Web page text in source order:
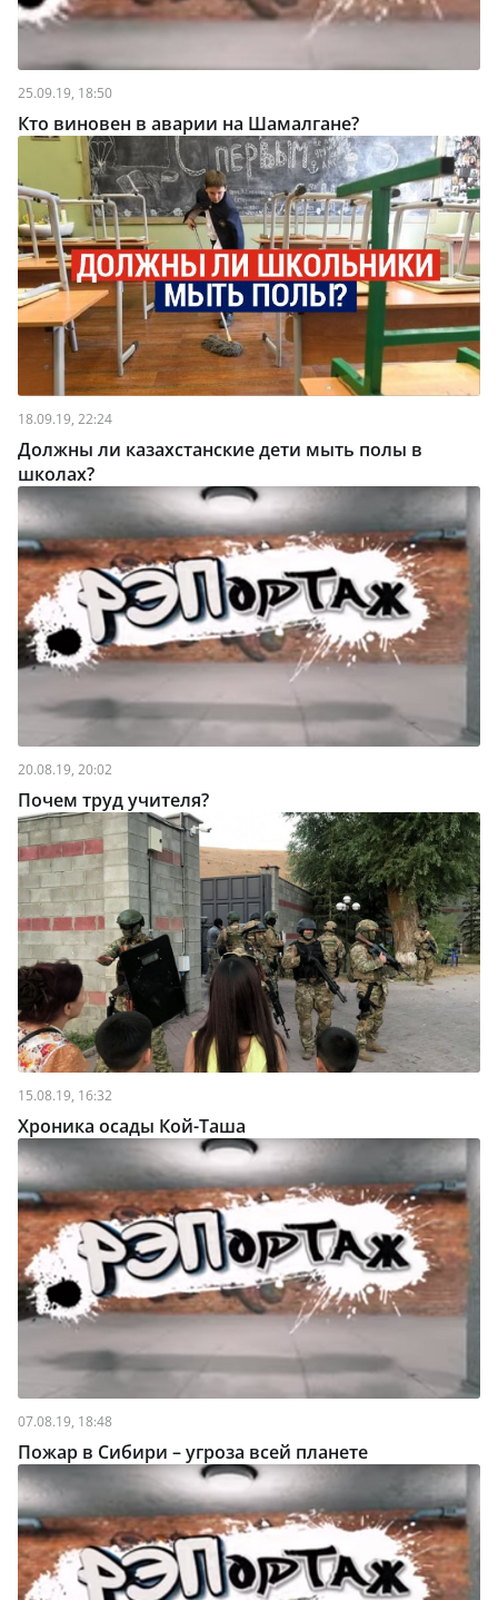
25.09.19, 18:50
Кто виновен в аварии на Шамалгане?
18.09.19, 22:24
Должны ли казахстанские дети мыть полы в
школах?
20.08.19, 20:02
Почем труд учителя?
15.08.19, 16:32
Хроника осады Кой-Таша
07.08.19, 18:48
Пожар в Сибири – угроза всей планете